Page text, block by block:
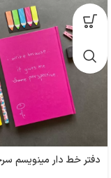
دفتر خط دار مینویسم